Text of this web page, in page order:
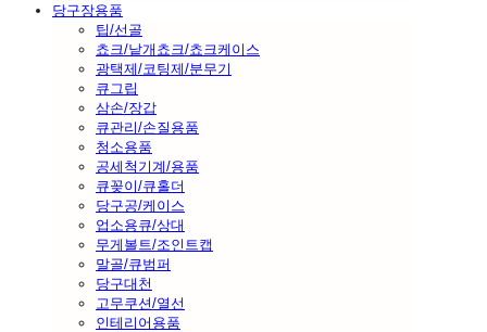
당구장용품
팁/선골
쵸크/낱개쵸크/쵸크케이스
광택제/코팅제/분무기
큐그립
삼손/장갑
큐관리/손질용품
청소용품
공세척기계/용품
큐꽂이/큐홀더
당구공/케이스
업소용큐/상대
무게볼트/조인트캡
말골/큐범퍼
당구대천
고무쿠션/열선
인테리어용품